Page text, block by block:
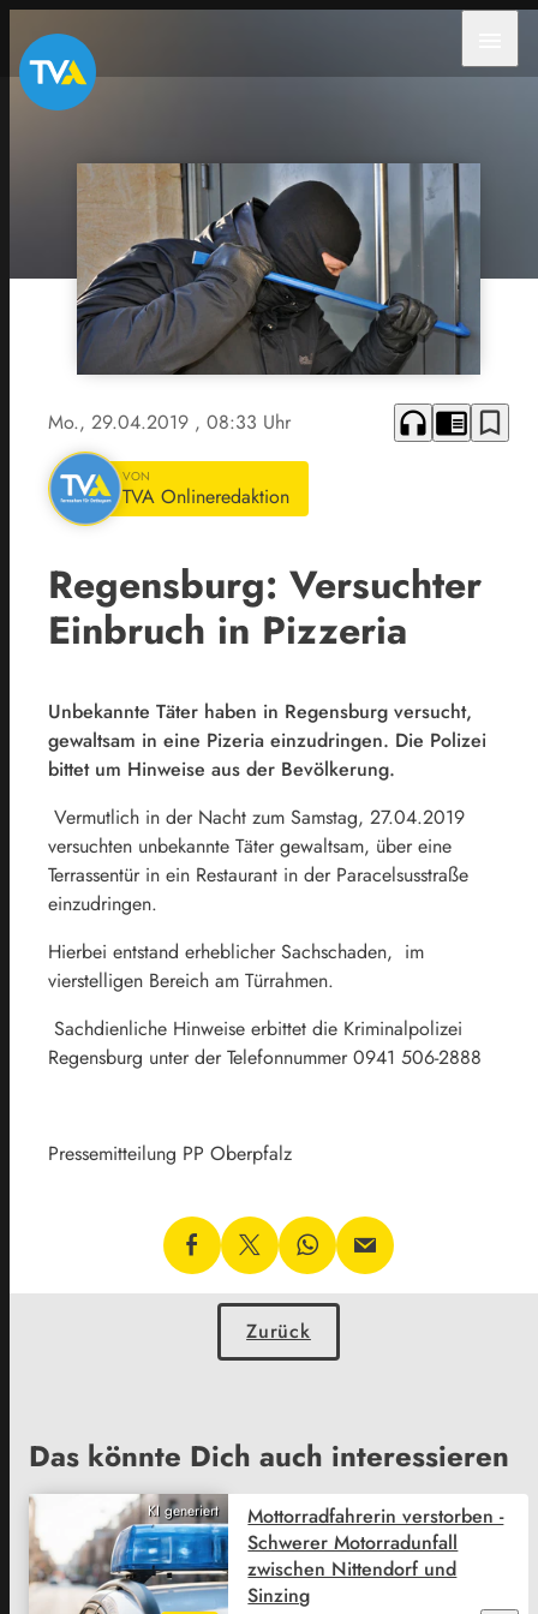
Mo., 29.04.2019 , 08:33 Uhr headphones chrome_reader_mode bookmark_border
VON
TVA Onlineredaktion
Regensburg: Versuchter
Einbruch in Pizzeria
Unbekannte Täter haben in Regensburg versucht,
gewaltsam in eine Pizeria einzudringen. Die Polizei
bittet um Hinweise aus der Bevölkerung.
Vermutlich in der Nacht zum Samstag, 27.04.2019
versuchten unbekannte Täter gewaltsam, über eine
Terrassentür in ein Restaurant in der Paracelsusstraße
einzudringen.
Hierbei entstand erheblicher Sachschaden, im
vierstelligen Bereich am Türrahmen.
Sachdienliche Hinweise erbittet die Kriminalpolizei
Regensburg unter der Telefonnummer 0941 506-2888
Pressemitteilung PP Oberpfalz
Zurück
Das könnte Dich auch interessieren
KI generiert
Mottorradfahrerin verstorben -
Schwerer Motorradunfall
zwischen Nittendorf und
Sinzing